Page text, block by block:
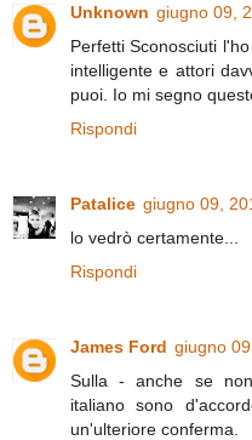
Unknown giugno 09,
Perfetti Sconosciuti
intelligente e attori
puoi. Io mi segno
Rispondi
Patalice giugno 09,
lo vedrò certamente...
Rispondi
James Ford giugno
Sulla - anche se
italiano sono
un'ulteriore conferma.